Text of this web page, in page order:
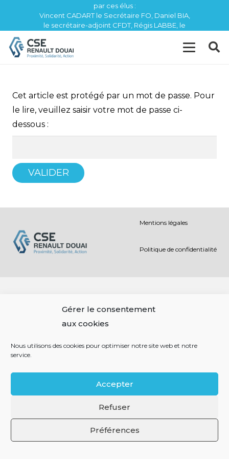
Gérer le consentement
aux cookies
Nous utilisons des cookies pour optimiser notre site web et notre
service.
Accepter
Refuser
Préférences
par ces élus :
Vincent CADART le Secrétaire FO, Daniel BIA,
le secrétaire-adjoint CFDT, Régis LABBE, le
Cet article est protégé par un mot de passe. Pour
le lire, veuillez saisir votre mot de passe ci-
dessous :
Mentions légales
Politique de confidentialité